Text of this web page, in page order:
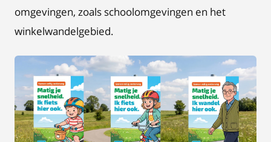
omgevingen, zoals schoolomgevingen en het
winkelwandelgebied.